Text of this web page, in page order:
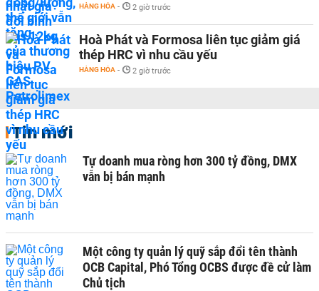
HÀNG HÓA - 2 giờ trước
Hoà Phát và Formosa liên tục giảm giá
thép HRC vì nhu cầu yếu
HÀNG HÓA - 2 giờ trước
Tin mới
Tự doanh mua ròng hơn 300 tỷ đồng, DMX
vẫn bị bán mạnh
Một công ty quản lý quỹ sắp đổi tên thành
OCB Capital, Phó Tổng OCBS được đề cử làm
Chủ tịch